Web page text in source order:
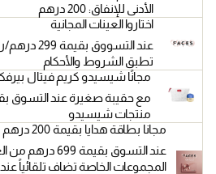
الأدنى للإنفاق: 200 درهم
اختاروا العينات المجانية
عند التسووق
تطبق الشروط والأحكام
مجانًا شيسيدو كريم فيتال
منتجات شيسيدو
مجانا بطاقة هدايا بقيمة 200 درهم
عند التسوق بقيمة
المجموعات الخاصة تضاف تلقائياً